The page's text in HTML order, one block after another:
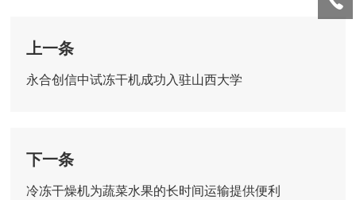
上一条
永合创信中试冻干机成功入驻山西大学
下一条
冷冻干燥机为蔬菜水果的长时间运输提供便利